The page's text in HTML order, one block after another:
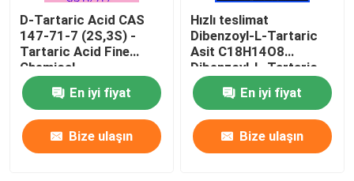
ilaç hammaddeleri
Kimyasal gıda katkı maddeleri
Hayvan Yemi Katkıları
D-Tartaric Acid CAS
147-71-7 (2S,3S) -
Tartaric Acid Fine
Chemical
Intermediates Gıda
kalitesi En iyi fiyat
Bize ulaşın
Hızlı teslimat
Dibenzoyl-L-Tartaric
Asit C18H14O8
Dibenzoyl-L-Tartaric
CAS 2743-38-6
En iyi fiyat
Bize ulaşın